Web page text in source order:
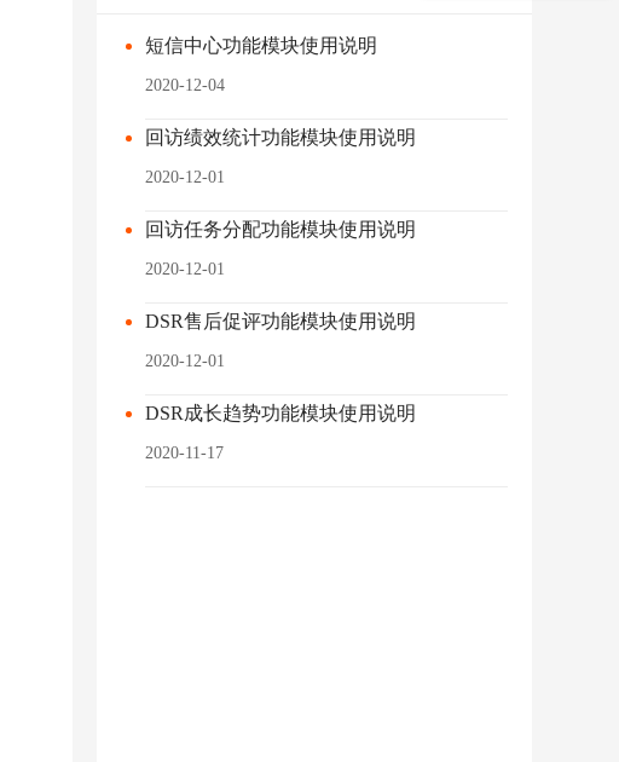
短信中心功能模块使用说明
2020-12-04
回访绩效统计功能模块使用说明
2020-12-01
回访任务分配功能模块使用说明
2020-12-01
DSR售后促评功能模块使用说明
2020-12-01
DSR成长趋势功能模块使用说明
2020-11-17